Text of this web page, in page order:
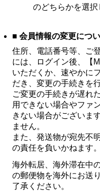
のどちらかを選択
■ 会員情報の変更につ
住所、電話番号等、ご
には、ログイン後、【
いただくか、速やかに
だき、変更の手続きを
ご変更の手続きが遅れ
用できない場合やファ
きない場合がございま
ません。
また、発送物が宛先不
の責任を負いかねます。
海外転居、海外滞在中
の郵便物を海外にお送
了承ください。